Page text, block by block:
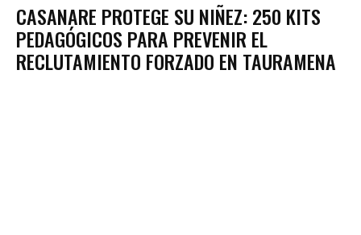
CASANARE PROTEGE SU NIÑEZ: 250 KITS
PEDAGÓGICOS PARA PREVENIR EL
RECLUTAMIENTO FORZADO EN TAURAMENA